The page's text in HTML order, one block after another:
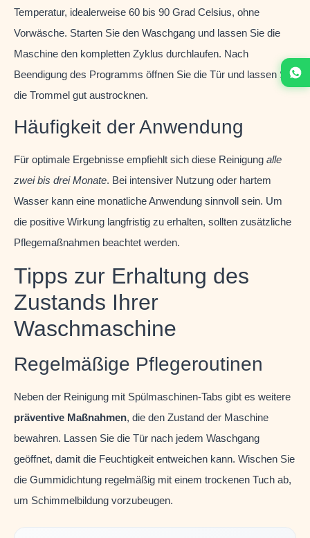
Temperatur, idealerweise 60 bis 90 Grad Celsius, ohne
Vorwäsche. Starten Sie den Waschgang und lassen Sie die
Maschine den kompletten Zyklus durchlaufen. Nach
Beendigung des Programms öffnen Sie die Tür und lassen Sie
die Trommel gut austrocknen.
Häufigkeit der Anwendung
Für optimale Ergebnisse empfiehlt sich diese Reinigung alle
zwei bis drei Monate. Bei intensiver Nutzung oder hartem
Wasser kann eine monatliche Anwendung sinnvoll sein. Um
die positive Wirkung langfristig zu erhalten, sollten zusätzliche
Pflegemaßnahmen beachtet werden.
Tipps zur Erhaltung des
Zustands Ihrer
Waschmaschine
Regelmäßige Pflegeroutinen
Neben der Reinigung mit Spülmaschinen-Tabs gibt es weitere
präventive Maßnahmen, die den Zustand der Maschine
bewahren. Lassen Sie die Tür nach jedem Waschgang
geöffnet, damit die Feuchtigkeit entweichen kann. Wischen Sie
die Gummidichtung regelmäßig mit einem trockenen Tuch ab,
um Schimmelbildung vorzubeugen.